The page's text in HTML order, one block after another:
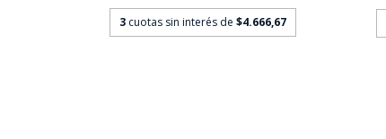
3 cuotas sin interés de $4.666,67